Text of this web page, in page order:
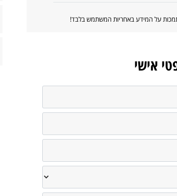
על המידע באחריות המשתמש בלבד!
אישי